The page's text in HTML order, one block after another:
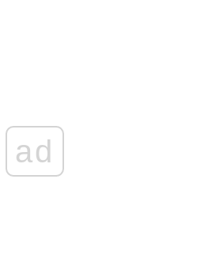
ad